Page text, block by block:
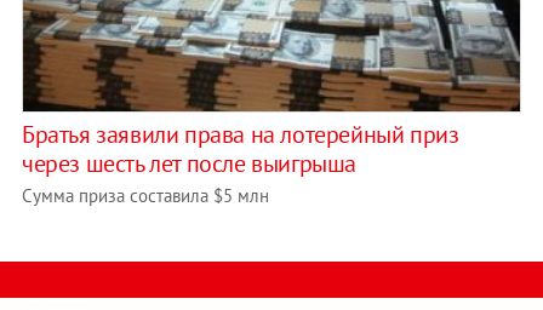
Братья заявили права на лотерейный приз
через шесть лет после выигрыша
Сумма приза составила $5 млн